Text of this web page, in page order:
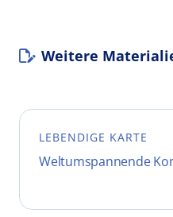
Weitere
LEBENDIGE KARTE
Weltumspannende